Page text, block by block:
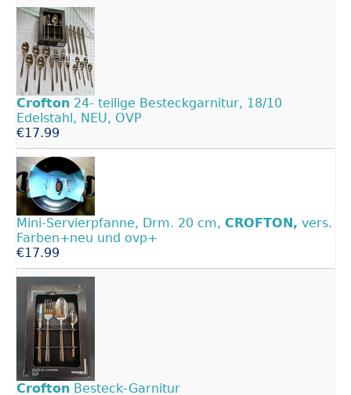
Crofton 24- teilige Besteckgarnitur, 18/10
Edelstahl, NEU, OVP
€17.99
Mini-Servierpfanne, Drm. 20 cm, CROFTON, vers.
Farben+neu und ovp+
€17.99
Crofton Besteck-Garnitur